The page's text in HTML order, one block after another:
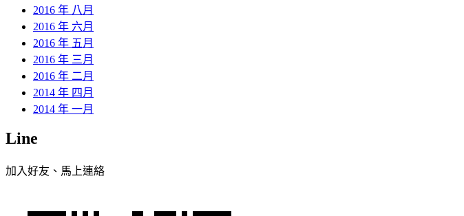
2016 年 八月
2016 年 六月
2016 年 五月
2016 年 三月
2016 年 二月
2014 年 四月
2014 年 一月
Line
加入好友、馬上連絡